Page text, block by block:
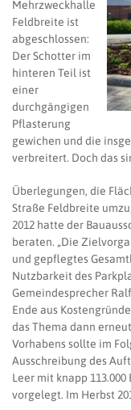
Mehrzweckhalle
Feldbreite ist
abgeschlossen:
Der Schotter im
hinteren Teil ist
einer
durchgängigen
Pflasterung
gewichen und die
verbreitert. Doch das
Überlegungen, die
Straße Feldbreite
2012 hatte der
beraten. „Die
und gepflegtes
Nutzbarkeit des
Gemeindesprecher
Ende aus
das Thema dann
Vorhabens sollte im
Ausschreibung des
Leer mit knapp
vorgelegt. Im Herbst